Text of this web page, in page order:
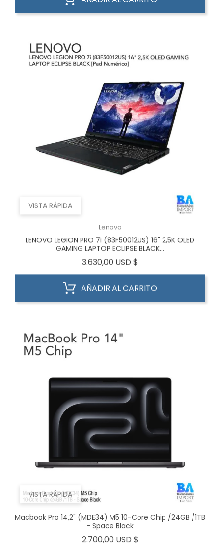
VISTA RÁPIDA
Lenovo
LENOVO LEGION PRO 7i (83F50012US) 16" 2,5K OLED
GAMING LAPTOP ECLIPSE BLACK...
3.630,00 USD $
AÑADIR AL CARRITO
VISTA RÁPIDA
Macbook Pro 14,2" (MDE34) M5 10-Core Chip /24GB /1TB
- Space Black
2.700,00 USD $